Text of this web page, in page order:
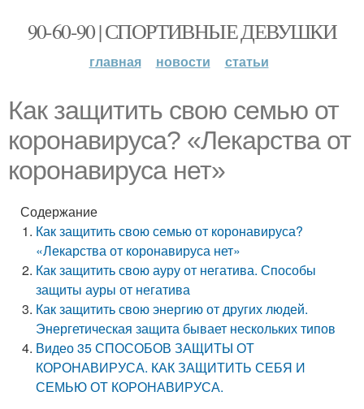
90-60-90 | СПОРТИВНЫЕ ДЕВУШКИ
главная новости статьи
Как защитить свою семью от
коронавируса? «Лекарства от
коронавируса нет»
Содержание
Как защитить свою семью от коронавируса?
«Лекарства от коронавируса нет»
Как защитить свою ауру от негатива. Способы
защиты ауры от негатива
Как защитить свою энергию от других людей.
Энергетическая защита бывает нескольких типов
Видео 35 СПОСОБОВ ЗАЩИТЫ ОТ
КОРОНАВИРУСА. КАК ЗАЩИТИТЬ СЕБЯ И
СЕМЬЮ ОТ КОРОНАВИРУСА.